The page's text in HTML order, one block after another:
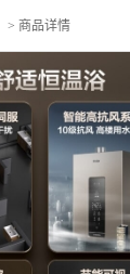
> 商品详情